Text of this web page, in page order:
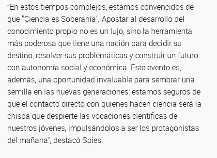
“En estos tiempos complejos, estamos convencidos de
que "Ciencia es Soberanía". Apostar al desarrollo del
conocimiento propio no es un lujo, sino la herramienta
más poderosa que tiene una nación para decidir su
destino, resolver sus problemáticas y construir un futuro
con autonomía social y económica. Este evento es,
además, una oportunidad invaluable para sembrar una
semilla en las nuevas generaciones; estamos seguros de
que el contacto directo con quienes hacen ciencia será la
chispa que despierte las vocaciones científicas de
nuestros jóvenes, impulsándolos a ser los protagonistas
del mañana”, destacó Spies.